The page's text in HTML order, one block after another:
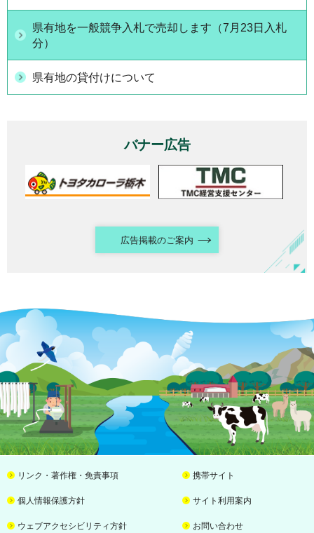
県有地を一般競争入札で売却します（7月23日入札
分）
県有地の貸付けについて
バナー広告
広告掲載のご案内
リンク・著作権・免責事項 携帯サイト
個人情報保護方針 サイト利用案内
ウェブアクセシビリティ方針 お問い合わせ